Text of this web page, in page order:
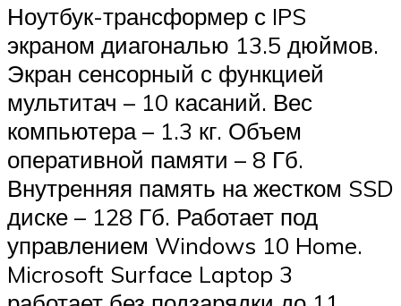
Ноутбук-трансформер с IPS
экраном диагональю 13.5 дюймов.
Экран сенсорный с функцией
мультитач – 10 касаний. Вес
компьютера – 1.3 кг. Объем
оперативной памяти – 8 Гб.
Внутренняя память на жестком SSD
диске – 128 Гб. Работает под
управлением Windows 10 Home.
Microsoft Surface Laptop 3